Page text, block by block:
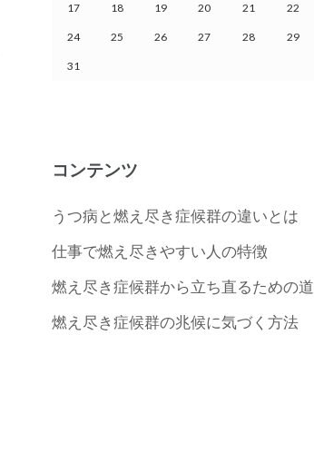
17 18 19 20 21 22
24 25 26 27 28 29
31
コンテンツ
うつ病と燃え尽き症候群の違いとは
仕事で燃え尽きやすい人の特徴
燃え尽き症候群から立ち直るための道
燃え尽き症候群の兆候に気づく方法